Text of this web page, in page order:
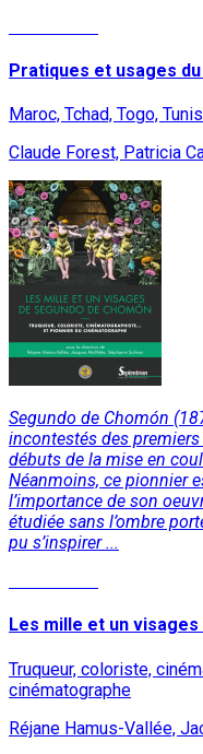
Pratiques et usages
Maroc, Tchad, Togo,
Claude Forest, Patricia
Segundo de Chomón
incontestés des
débuts de la mise en
Néanmoins, ce pionnier
l’importance de son
étudiée sans l’ombre
pu s’inspirer ...
Les mille et un
Truqueur, coloriste,
cinématographe
Réjane Hamus-Vallée,